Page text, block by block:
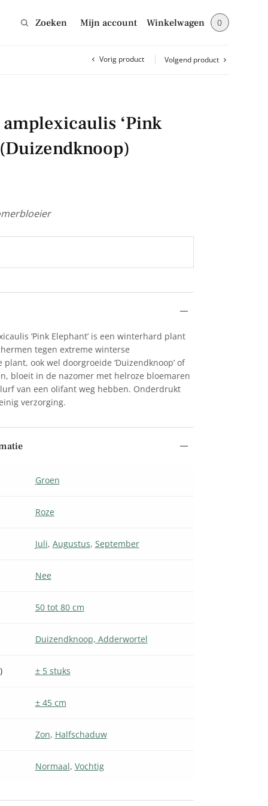
Zoeken Mijn account Winkelwagen 0
Vorig product Volgend product
‘Pink
‘Pink Elephant’ is een winterhard plant
tegen extreme winterse
ook wel doorgroeide ‘Duizendknoop’ of
bloeit in de nazomer met helroze bloemaren
van een olifant weg hebben. Onderdrukt
verzorging.
Groen
Roze
Juli, Augustus, September
Nee
50 tot 80 cm
Duizendknoop, Adderwortel
± 5 stuks
± 45 cm
Zon, Halfschaduw
Normaal, Vochtig
en blijf op de